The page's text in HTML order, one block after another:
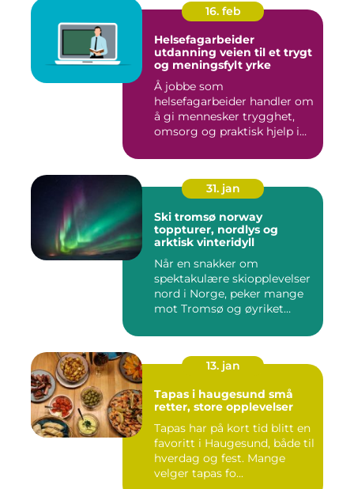
16. feb
Helsefagarbeider
utdanning veien til et trygt
og meningsfylt yrke
Å jobbe som
helsefagarbeider handler om
å gi mennesker trygghet,
omsorg og praktisk hjelp i
31. jan
Ski tromsø norway
toppturer, nordlys og
arktisk vinteridyll
Når en snakker om
spektakulære skiopplevelser
nord i Norge, peker mange
mot Tromsø og øyriket
13. jan
Tapas i haugesund små
retter, store opplevelser
Tapas har på kort tid blitt en
favoritt i Haugesund, både til
hverdag og fest. Mange
velger tapas fo...